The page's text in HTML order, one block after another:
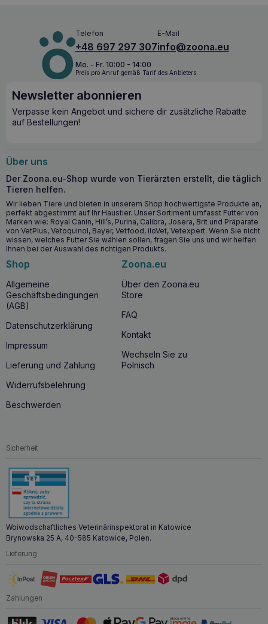
Telefon
+48 697 297 307
E-Mail
info@zoona.eu
Mo. - Fr. 10:00 - 14:00
Preis pro Anruf gemäß Tarif des Anbieters.
Newsletter abonnieren
Verpasse kein Angebot und sichere dir zusätzliche Rabatte
auf Bestellungen!
Über uns
Der Zoona.eu-Shop wurde von Tierärzten erstellt, die täglich
Tieren helfen.
Wir lieben Tiere und bieten in unserem Shop hochwertigste Produkte an,
perfekt abgestimmt auf Ihr Haustier. Unser Sortiment umfasst Futter von
Marken wie: Royal Canin, Hill’s, Purina, Calibra, Josera, Brit und Präparate
von VetPlus, Vetoquinol, Bayer, Vetfood, iloVet, Vetexpert. Wenn Sie nicht
wissen, welches Futter Sie wählen sollen, fragen Sie uns und wir helfen
Ihnen bei der Auswahl des richtigen Produkts.
Shop
Allgemeine
Geschäftsbedingungen
(AGB)
Datenschutzerklärung
Impressum
Lieferung und Zahlung
Widerrufsbelehrung
Beschwerden
Zoona.eu
Über den Zoona.eu
Store
FAQ
Kontakt
Wechseln Sie zu
Polnisch
Sicherheit
Woiwodschaftliches Veterinärinspektorat in Katowice
Brynowska 25 A, 40-585 Katowice, Polen.
Lieferung
Zahlungen